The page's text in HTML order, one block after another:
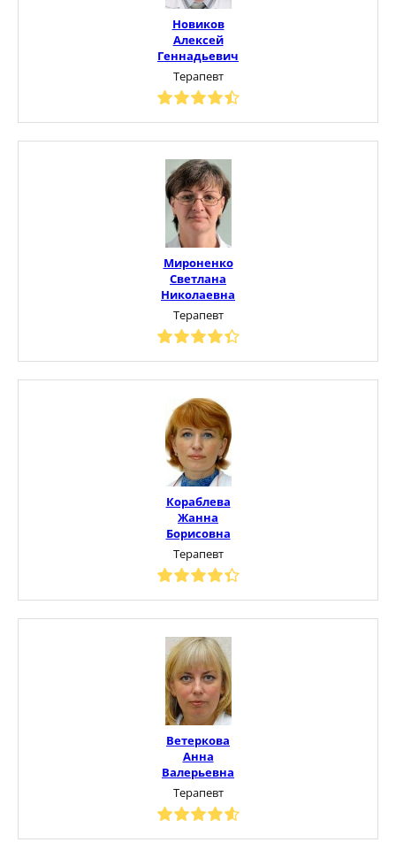
Новиков
Алексей
Геннадьевич
Терапевт
Мироненко
Светлана
Николаевна
Терапевт
Кораблева
Жанна
Борисовна
Терапевт
Ветеркова
Анна
Валерьевна
Терапевт